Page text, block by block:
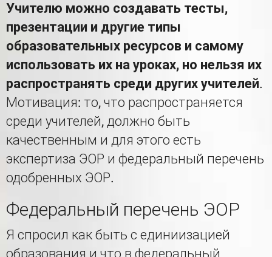
Учителю можно создавать тесты,
презентации и другие типы
образовательных ресурсов и самому
использовать их на уроках, но нельзя их
распространять среди других учителей.
Мотивация: то, что распространяется
среди учителей, должно быть
качественным и для этого есть
экспертиза ЭОР и федеральный перечень
одобренных ЭОР.
Федеральный перечень ЭОР
Я спросил как быть с единиизацией
образования и что в федеральный